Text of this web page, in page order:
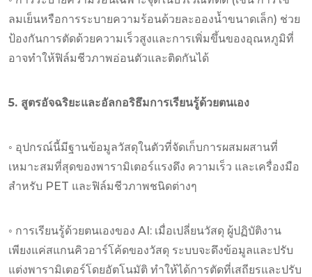
ลมเย็นหรือการระบายความร้อนด้วยละอองน้ำขนาดเล็ก) ช่วย
ป้องกันการตัดด้วยความเร็วสูงและการเพิ่มขึ้นของอุณหภูมิที่
อาจทำให้ฟิล์มชีวภาพอ่อนตัวและติดกันได้
5. สูตรอัจฉริยะและอัลกอริธึมการเรียนรู้ด้วยตนเอง
◦ อุปกรณ์นี้มีฐานข้อมูลวัสดุในตัวที่จัดเก็บการผสมผสานที่
เหมาะสมที่สุดของพารามิเตอร์แรงดึง ความเร็ว และเครื่องมือ
สำหรับ PET และฟิล์มชีวภาพชนิดต่างๆ
◦ การเรียนรู้ด้วยตนเองของ AI: เมื่อเปลี่ยนวัสดุ ผู้ปฏิบัติงาน
เพียงแค่สแกนคิวอาร์โค้ดของวัสดุ ระบบจะดึงข้อมูลและปรับ
แต่งพารามิเตอร์โดยอัตโนมัติ ทำให้ได้การตัดที่เสถียรและปรับ